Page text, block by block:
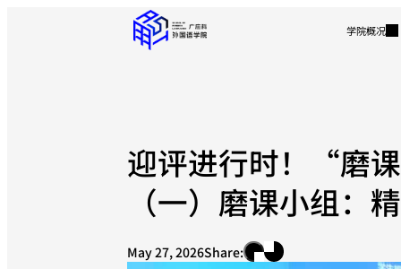
学院概况
迎评进行时！“磨
（一）磨课小组：
May 27, 2026Share: